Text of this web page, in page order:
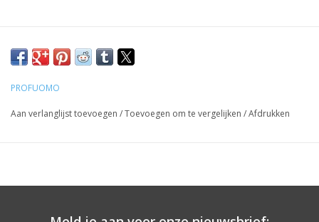
PROFUOMO
Aan verlanglijst toevoegen /Toevoegen om te vergelijken /Afdrukken